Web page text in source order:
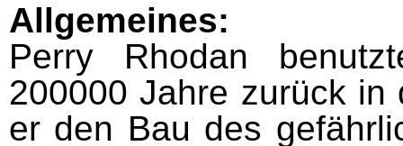
Allgemeines:
Perry Rhodan
200000 Jahre zurück in
er den Bau des